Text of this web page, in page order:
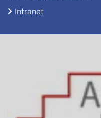
Intranet